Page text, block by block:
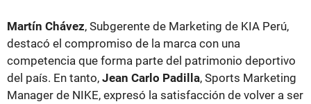
Martín Chávez, Subgerente de Marketing de KIA Perú,
destacó el compromiso de la marca con una
competencia que forma parte del patrimonio deportivo
del país. En tanto, Jean Carlo Padilla, Sports Marketing
Manager de NIKE, expresó la satisfacción de volver a ser